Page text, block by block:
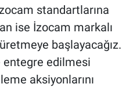
standartlarına
ise İzocam markalı
başlayacağız.
entegre edilmesi
aksiyonlarını